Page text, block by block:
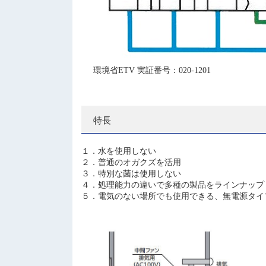
環境省ETV 実証番号：020-1201
特長
１．水を使用しない
２．普通のオガクズを活用
３．特別な菌は使用しない
４．処理能力の違いで多種の製品をラインナップ
５．電気のない場所でも使用できる、無電源タイ